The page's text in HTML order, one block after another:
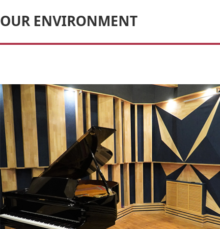
OUR ENVIRONMENT